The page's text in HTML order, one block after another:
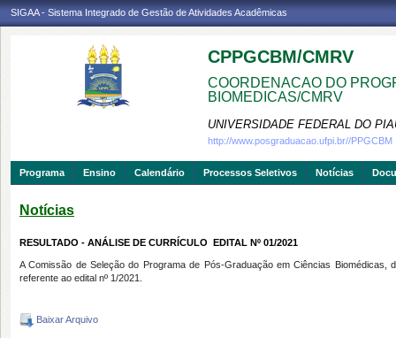
SIGAA - Sistema Integrado de Gestão de Atividades Acadêmicas
CPPGCBM/CMRV
COORDENACAO DO
BIOMEDICAS/CMRV
UNIVERSIDADE FEDERAL DO
http://www.posgraduacao.ufpi.br//PPGCBM
Programa Ensino Calendário Processos Seletivos Notícias
Notícias
RESULTADO - ANÁLISE DE CURRÍCULO  EDITAL Nº 01/2021
A Comissão de Seleção do Programa de Pós-Graduação em Ciências
referente ao edital nº 1/2021.
Baixar Arquivo